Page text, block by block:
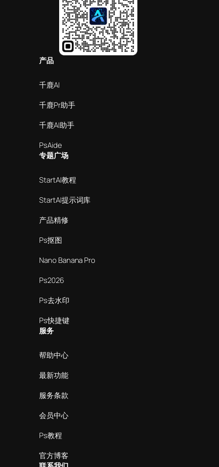
产品
千鹿AI
千鹿Pr助手
千鹿AI助手
PsAide
专题广场
StartAI教程
StartAI提示词库
产品精修
Ps抠图
Nano Banana Pro
Ps2026
Ps去水印
Ps快捷键
服务
帮助中心
最新功能
服务条款
会员中心
Ps教程
官方博客